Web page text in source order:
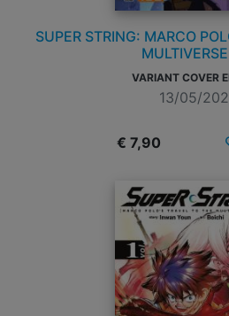
SUPER STRING: MARCO
VARIANT COVER
13/05/
€ 7,90